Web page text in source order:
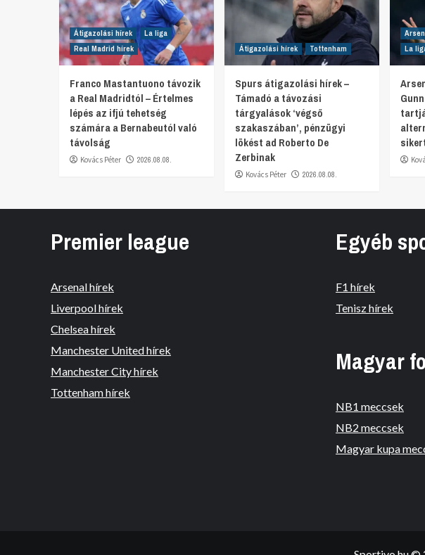
Átigazolási hírek
La liga
Real Madrid hírek
Franco Mastantuono távozik
a Real Madridtól – Értelmes
lépés az ifjú tehetség
számára a Bernabeutól való
távolság
Kovács Péter 2026.08.08.
Átigazolási hírek Tottenham
Spurs átigazolási hírek –
Támadó a távozási
tárgyalások ‘végső
szakaszában’, pénzügyi
lökést ad Roberto De
Zerbinak
Kovács Péter 2026.08.08.
La
Premier league
Arsenal hírek
Liverpool hírek
Chelsea hírek
Manchester United hírek
Manchester City hírek
Tottenham hírek
Egyéb
F1 hírek
Tenisz hírek
Magyar
NB1 meccsek
NB2 meccsek
Magyar kupa